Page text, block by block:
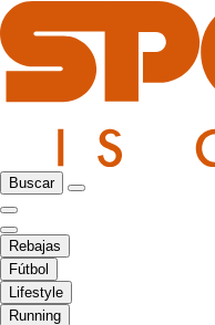
Buscar
Rebajas
Fútbol
Lifestyle
Running